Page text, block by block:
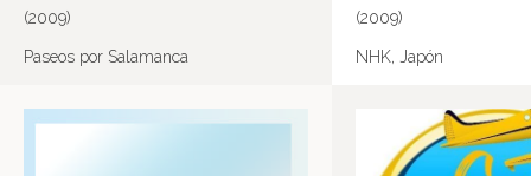
(2009)
Paseos por Salamanca
(2009)
NHK, Japón